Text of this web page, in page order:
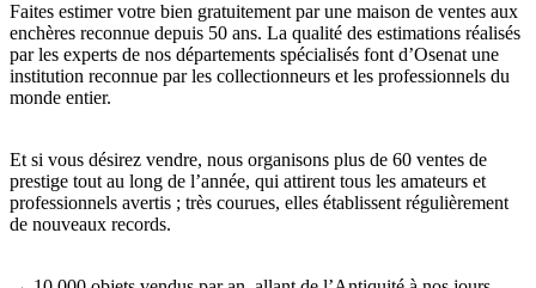
Faites estimer votre bien gratuitement par une maison de ventes aux
enchères reconnue depuis 50 ans. La qualité des estimations réalisés
par les experts de nos départements spécialisés font d’Osenat une
institution reconnue par les collectionneurs et les professionnels du
monde entier.
Et si vous désirez vendre, nous organisons plus de 60 ventes de
prestige tout au long de l’année, qui attirent tous les amateurs et
professionnels avertis ; très courues, elles établissent régulièrement
de nouveaux records.